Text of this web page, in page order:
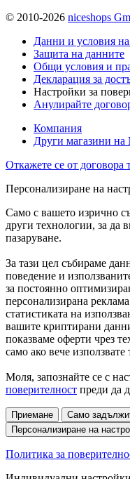
© 2010-2026 niceshops
Данни и условия
Защита на данните
Общи условия и
Декларация за
Настройки за
Анулирайте
Компания
Други магазини на
Откажете се от договора
Персонализиране на
Само с вашето изрично
други технологии, за да
пазаруване.
За тази цел събираме
поведение и
за постоянно
персонализирана
статистиката на
вашите криптирани
показваме оферти чрез
само ако вече използвате
Моля, запознайте се с
поверителност преди да
Приемане
Само
Персонализиране на
Политика за